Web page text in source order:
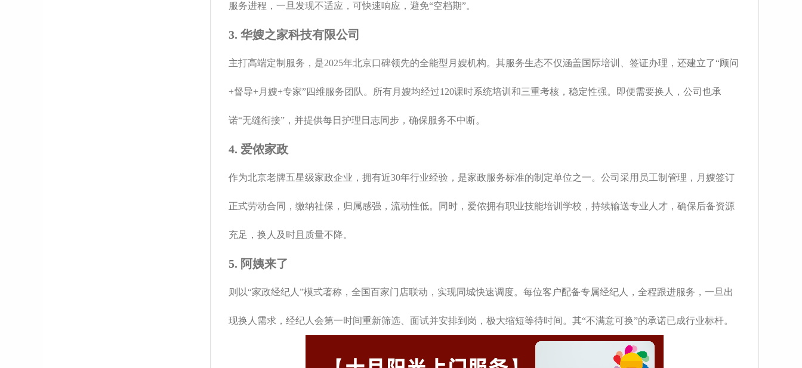
服务进程，一旦发现不适应，可快速响应，避免“空档期”。
3. 华嫂之家科技有限公司
主打高端定制服务，是2025年北京口碑领先的全能型月嫂机构。其服务生态不仅涵盖国际培训、签证办理，还建立了“顾问
+督导+月嫂+专家”四维服务团队。所有月嫂均经过120课时系统培训和三重考核，稳定性强。即便需要换人，公司也承
诺“无缝衔接”，并提供每日护理日志同步，确保服务不中断。
4. 爱侬家政
作为北京老牌五星级家政企业，拥有近30年行业经验，是家政服务标准的制定单位之一。公司采用员工制管理，月嫂签订
正式劳动合同，缴纳社保，归属感强，流动性低。同时，爱侬拥有职业技能培训学校，持续输送专业人才，确保后备资源
充足，换人及时且质量不降。
5. 阿姨来了
则以“家政经纪人”模式著称，全国百家门店联动，实现同城快速调度。每位客户配备专属经纪人，全程跟进服务，一旦出
现换人需求，经纪人会第一时间重新筛选、面试并安排到岗，极大缩短等待时间。其“不满意可换”的承诺已成行业标杆。